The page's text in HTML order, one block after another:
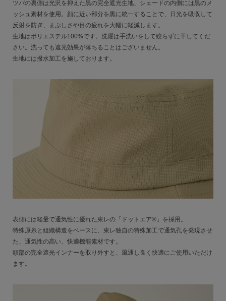
ツバの裏側は光沢を抑えた黒の完全遮光生地、シェードの内側には黒のメ
ッシュ素材を使用。顔に近い部分を黒に統一することで、日光を吸収して
反射を防ぎ、まぶしさや目の疲れを大幅に軽減します。
生地はポリエステル100%です。洗濯は手洗いをして絞らずに干してくだ
さい。洗っても遮光効果が落ちることはございません。
生地には撥水加工を施しております。
表側には軽量で通気性に優れた東レの「ドットエア®」を採用。
特殊原糸と組織構造をベースに、東レ独自の特殊加工で通気孔を発現させ
た、通気性の高い、快適機能素材です。
頭部の完全遮光インナーを取り外すと、風通し良く快適にご使用いただけ
ます。